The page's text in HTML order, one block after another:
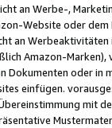
an Werbe-,
Website oder
an
Amazon-
Dokumenten oder in
einfügen.
mit